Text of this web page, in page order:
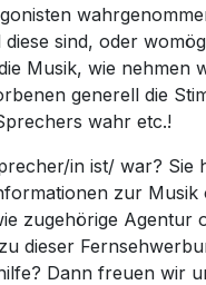
diese sind, oder
Musik, wie nehmen
generell die
wahr etc.!
in ist/ war? Sie
zur Musik
zugehörige Agentur
dieser
Dann freuen wir